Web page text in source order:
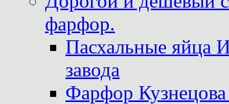
фарфор.
Пасхальные яйца
завода
Фарфор